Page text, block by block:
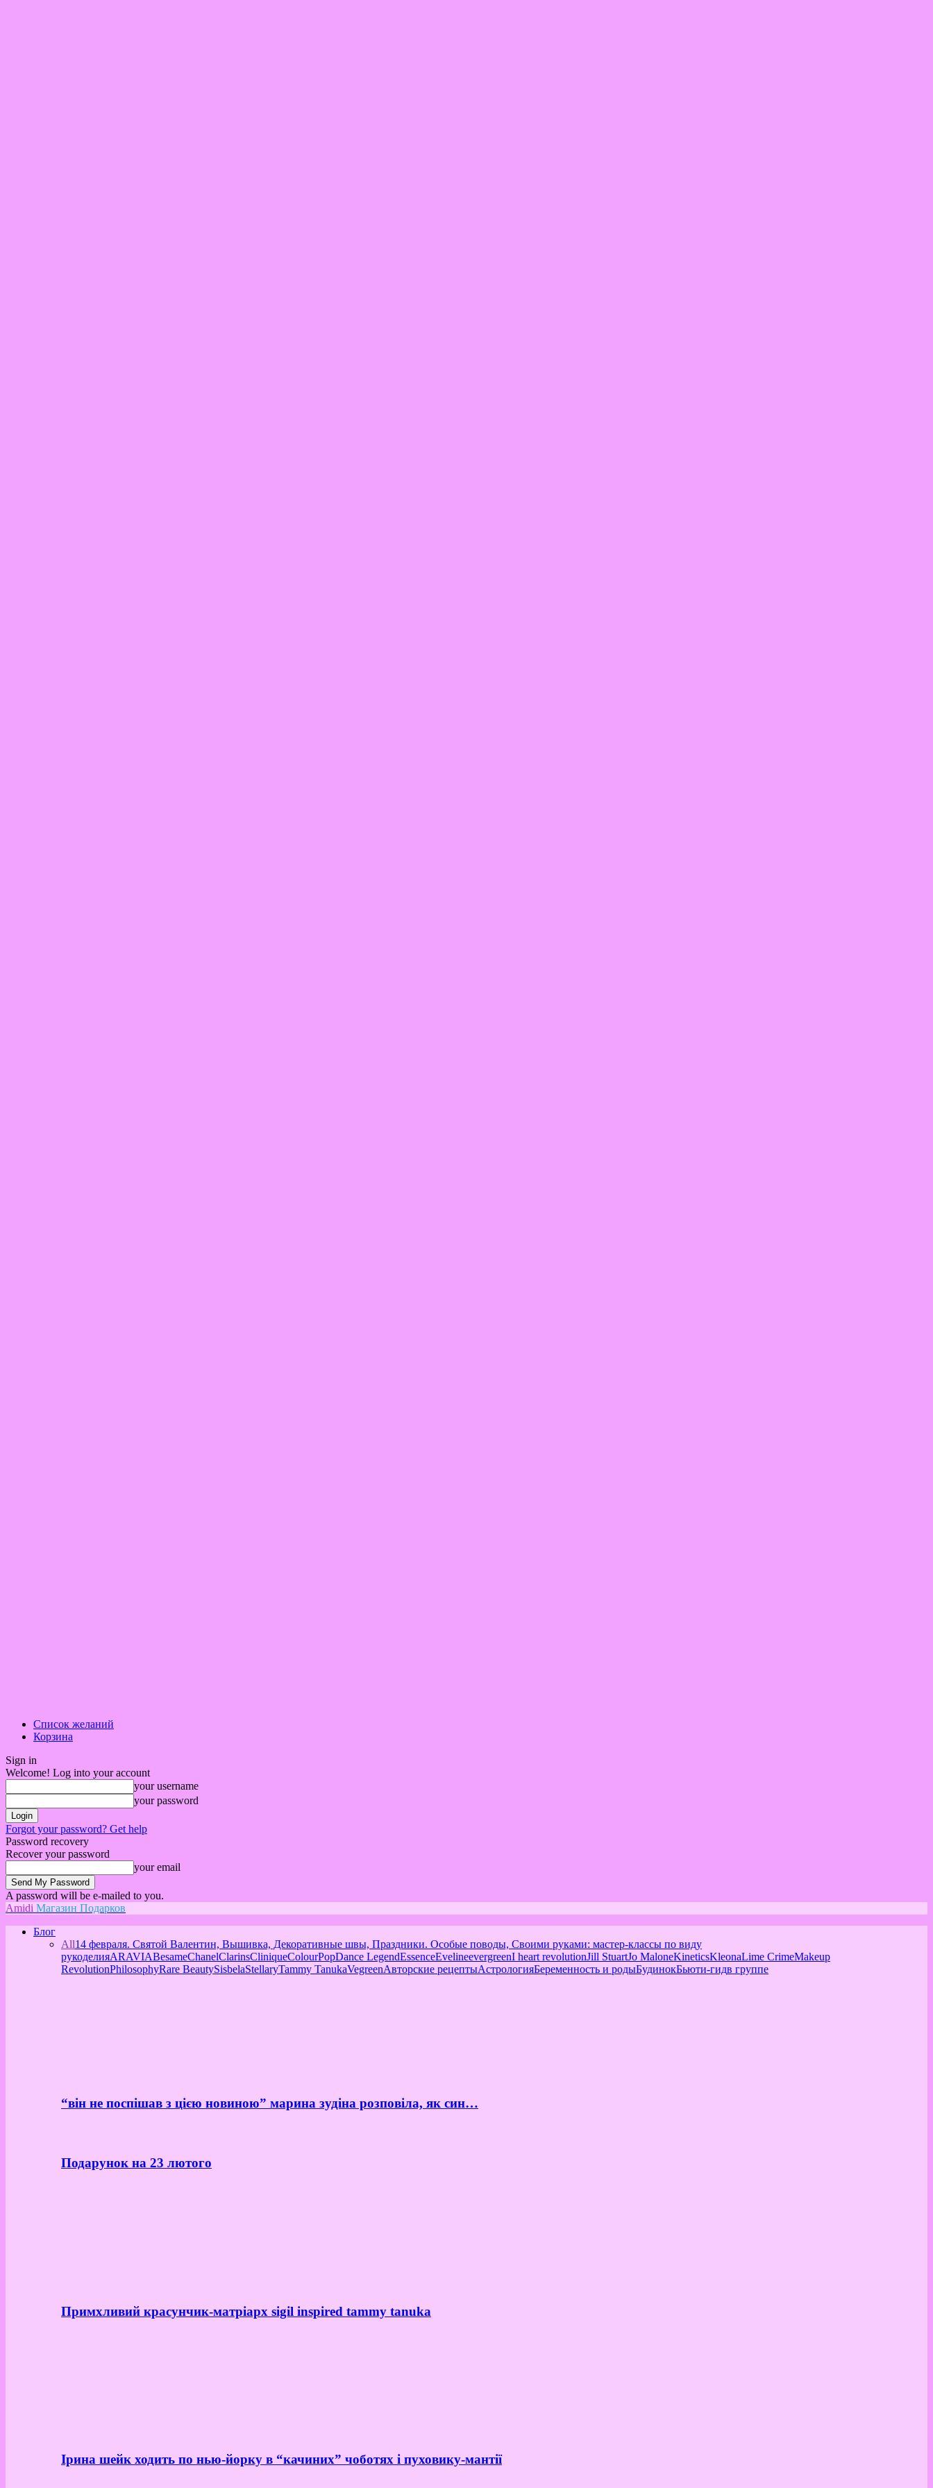
Список желаний
Корзина
Sign in
Welcome! Log into your account
your username
your password
Forgot your password? Get help
Password recovery
Recover your password
your email
A password will be e-mailed to you.
Amidi Магазин Подарков
Блог
All14 февраля. Святой Валентин, Вышивка, Декоративные швы, Праздники. Особые поводы, Своими руками: мастер-классы по виду
рукоделияARAVIABesameChanelClarinsCliniqueColourPopDance LegendEssenceEvelineevergreenI heart revolutionJill StuartJo MaloneKineticsKleonaLime CrimeMakeup
RevolutionPhilosophyRare BeautySisbelaStellaryTammy TanukaVegreenАвторские рецептыАстрологияБеременность и родыБудинокБьюти-гидв группе
“він не поспішав з цією новиною” марина зудіна розповіла, як син…
Подарунок на 23 лютого
Примхливий красунчик-матріарх sigil inspired tammy tanuka
Ірина шейк ходить по нью-йорку в “качиних” чоботях і пуховику-мантії